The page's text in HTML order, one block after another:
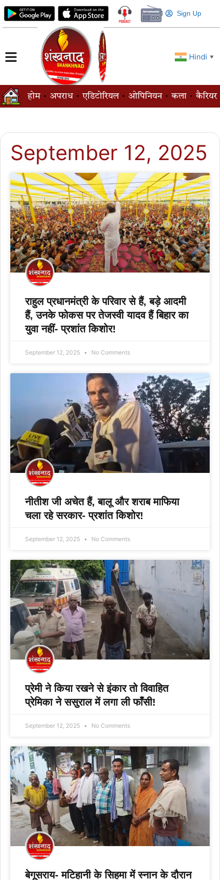
Sign Up
Hindi ▼
होम अपराध एडिटोरियल ओपिनियन कला कैरियर
September 12, 2025
राहुल प्रधानमंत्री के परिवार से हैं, बड़े आदमी
हैं, उनके फोकस पर तेजस्वी यादव हैं बिहार का
युवा नहीं- प्रशांत किशोर!
September 12, 2025 No Comments
नीतीश जी अचेत हैं, बालू और शराब माफिया
चला रहे सरकार- प्रशांत किशोर!
September 12, 2025 No Comments
प्रेमी ने किया रखने से इंकार तो विवाहित
प्रेमिका ने ससुराल में लगा ली फाँसी!
September 12, 2025 No Comments
बेगूसराय- मटिहानी के सिहमा में स्नान के दौरान